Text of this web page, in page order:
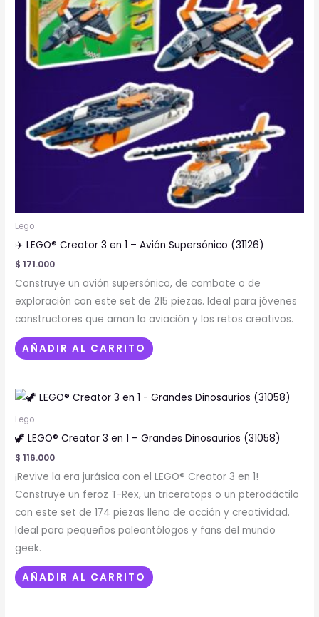
Lego
✈️ LEGO® Creator 3 en 1 – Avión Supersónico (31126)
$ 171.000
Construye un avión supersónico, de combate o de
exploración con este set de 215 piezas. Ideal para jóvenes
constructores que aman la aviación y los retos creativos.
AÑADIR AL CARRITO
Lego
🦖 LEGO® Creator 3 en 1 – Grandes Dinosaurios (31058)
$ 116.000
¡Revive la era jurásica con el LEGO® Creator 3 en 1!
Construye un feroz T-Rex, un triceratops o un pterodáctilo
con este set de 174 piezas lleno de acción y creatividad.
Ideal para pequeños paleontólogos y fans del mundo
geek.
AÑADIR AL CARRITO